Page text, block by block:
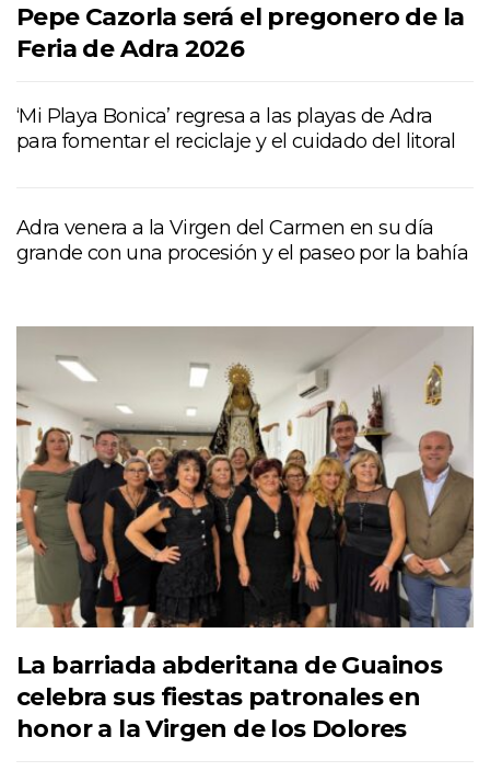
Pepe Cazorla será el pregonero de la
Feria de Adra 2026
‘Mi Playa Bonica’ regresa a las playas de Adra
para fomentar el reciclaje y el cuidado del litoral
Adra venera a la Virgen del Carmen en su día
grande con una procesión y el paseo por la bahía
La barriada abderitana de Guainos
celebra sus fiestas patronales en
honor a la Virgen de los Dolores